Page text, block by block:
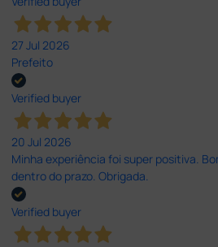
27 Jul 2026
Prefeito
Verified buyer
20 Jul 2026
Minha experiência foi super positiva.
dentro do prazo. Obrigada.
Verified buyer